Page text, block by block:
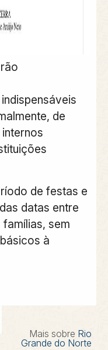
de
de festas e
datas entre
sem
à
Mais sobre Rio
Grande do Norte